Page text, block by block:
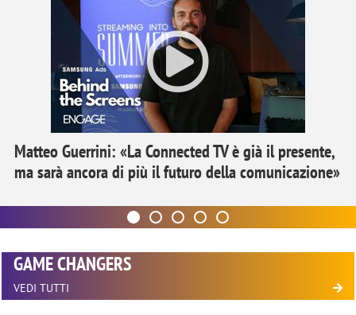
Matteo Guerrini: «La Connected TV è già il presente,
ma sarà ancora di più il futuro della comunicazione»
GAME CHANGERS
VEDI TUTTI